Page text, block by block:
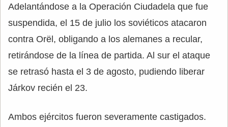
Adelantándose a la Operación Ciudadela que fue
suspendida, el 15 de julio los soviéticos atacaron
contra Orël, obligando a los alemanes a recular,
retirándose de la línea de partida. Al sur el ataque
se retrasó hasta el 3 de agosto, pudiendo liberar
Járkov recién el 23.
Ambos ejércitos fueron severamente castigados.